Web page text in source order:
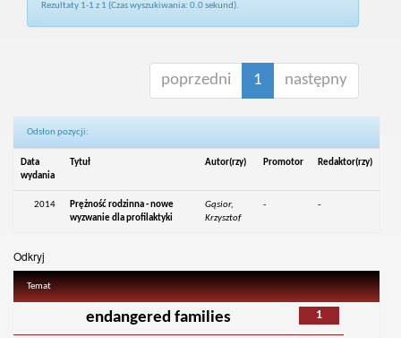
Rezultaty 1-1 z 1 (Czas wyszukiwania: 0.0 sekund).
poprzedni 1 następny
Odsłon pozycji:
Data
wydania
Tytuł Autor(rzy) Promotor Redaktor(rzy)
2014
Prężność rodzinna - nowe
wyzwanie dla profilaktyki
Gąsior,
Krzysztof
- -
Odkryj
Temat
1
endangered families